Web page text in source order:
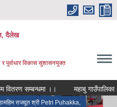
दैलेख
पुर्वाधार विकास सुशासनयुक्त
सम्बन्धमा ।। महाबु
राजदूत श्री Petri Puhakka,